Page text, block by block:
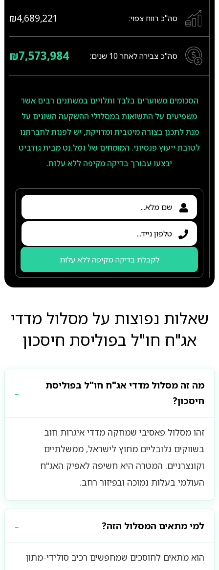
סה"כ רווח צפוי: ₪4,689,221
סה"כ צבירה לאחר 10 שנים: ₪7,573,984
הסכומים משוערים בלבד ותלויים במשתנים רבים אשר
משפיעים על התשואות במסלולי ההשקעה השונים על
מנת לתכנן בצורה מיטבית ומדויקת, יש לפנות לחברתנו
לטובת ייעוץ פנסיוני. המומחים של גמל.נט מבית גודביט
יבצעו עבורך בדיקה מקיפה ללא עלות.
לקבלת בדיקה מקיפה ללא עלות
שאלות נפוצות על מסלול מדדי
אג"ח חו"ל בפוליסת חיסכון
מה זה מסלול מדדי אג"ח חו"ל בפוליסת
חיסכון?
זהו מסלול פאסיבי שמחקה מדדי איגרות חוב
בשווקים גלובליים מחוץ לישראל, ממשלתיים
וקונצרניים. המטרה היא חשיפה לאפיק האג"ח
העולמי בעלות נמוכה ובפיזור רחב.
למי מתאים המסלול הזה?
הוא מתאים לחוסכים שמחפשים רכיב סולידי-מתון